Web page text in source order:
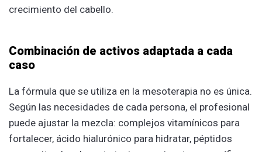
crecimiento del cabello.
Combinación de activos adaptada a cada
caso
La fórmula que se utiliza en la mesoterapia no es única.
Según las necesidades de cada persona, el profesional
puede ajustar la mezcla: complejos vitamínicos para
fortalecer, ácido hialurónico para hidratar, péptidos